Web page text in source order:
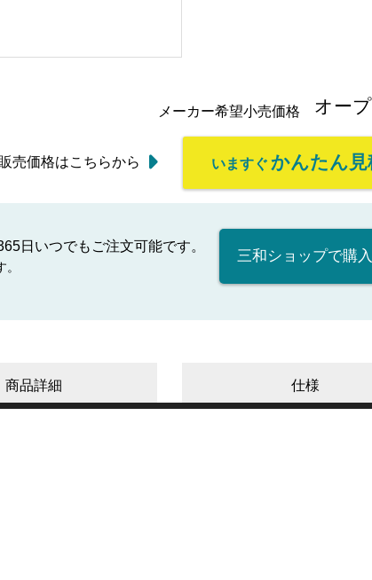
メーカー希望小売価格 オー
売価格はこちらから いますぐ かんたん見
日いつでもご注文可能です。
三和ショップで購入
商品詳細 仕様